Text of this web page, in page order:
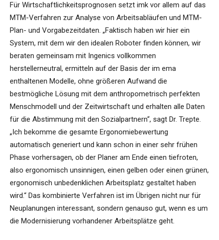
Für Wirtschaftlichkeitsprognosen setzt imk vor allem auf das
MTM-Verfahren zur Analyse von Arbeitsabläufen und MTM-
Plan- und Vorgabezeitdaten. „Faktisch haben wir hier ein
System, mit dem wir den idealen Roboter finden können, wir
beraten gemeinsam mit Ingenics vollkommen
herstellerneutral, ermitteln auf der Basis der im ema
enthaltenen Modelle, ohne größeren Aufwand die
bestmögliche Lösung mit dem anthropometrisch perfekten
Menschmodell und der Zeitwirtschaft und erhalten alle Daten
für die Abstimmung mit den Sozialpartnern“, sagt Dr. Trepte.
„Ich bekomme die gesamte Ergonomiebewertung
automatisch generiert und kann schon in einer sehr frühen
Phase vorhersagen, ob der Planer am Ende einen tiefroten,
also ergonomisch unsinnigen, einen gelben oder einen grünen,
ergonomisch unbedenklichen Arbeitsplatz gestaltet haben
wird.“ Das kombinierte Verfahren ist im Übrigen nicht nur für
Neuplanungen interessant, sondern genauso gut, wenn es um
die Modernisierung vorhandener Arbeitsplätze geht.